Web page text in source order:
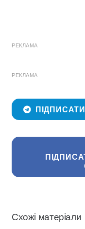
РЕКЛАМА
РЕКЛАМА
Схожі матеріали